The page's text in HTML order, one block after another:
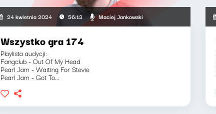
24 kwietnia 2024 56:13 Maciej Jankowski
Wszystko gra 174
Playlista audycji:
Fangclub - Out Of My Head
Pearl Jam - Waiting For Stevie
Pearl Jam - Got To...